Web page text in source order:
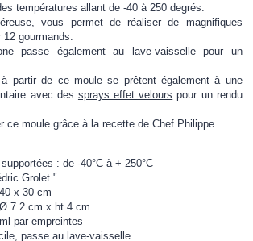
températures allant de -40 à 250 degrés.
vous permet de réaliser de magnifiques
gourmands.
passe également au lave-vaisselle pour un
à partir de ce moule se prêtent également à une
avec des sprays effet velours pour un rendu
ce moule grâce à la recette de Chef Philippe.
: de -40°C à + 250°C
Grolet "
x 30 cm
7.2 cm x ht 4 cm
par empreintes
passe au lave-vaisselle